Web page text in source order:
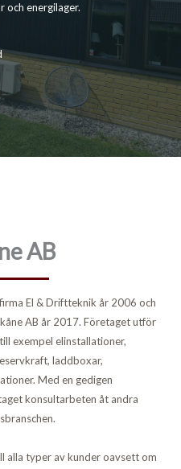
och energilager.
AB
El & Driftteknik år 2006 och
AB år 2017. Företaget utför
exempel elinstallationer,
laddboxar,
Med en gedigen
konsultarbeten åt andra
alla typer av kunder oavsett om